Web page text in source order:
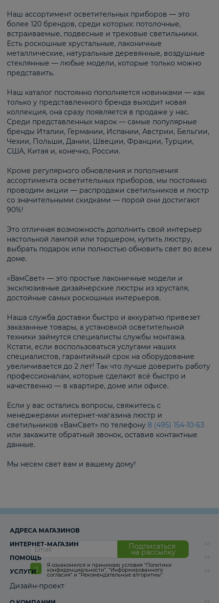
Наш ассортимент осветительных приборов — это
более 120 брендов, среди которых: потолочные,
встраиваемые, подвесные и трековые светильники.
Есть роскошные хрустальные, лаконичные
металлические, натуральные деревянные, воздушные
стеклянные — любые модели, которые только можно
представить.
Наш каталог постоянно пополняется новинками — как
только у представленного бренда выходит новая
коллекция, она сразу появляется в продаже у нас.
Среди представленных марок — самые популярные
бренды Италии, Германии, Испании, Австрии, Бельгии,
Чехии, Польши, Дании, Швеции, Франции, Турции,
США, Китая и, конечно, России.
Кроме регулярного обновления и пополнения
ассортимента осветительных приборов, мы постоянно
проводим акции — распродажи светильников и люстр
со значительными скидками — порой они достигают
90%!
Это отличная возможность дополнить свой интерьер
настольной лампой или торшером, купить люстру,
выбрать подарок или полностью обновить свет во всем
доме.
«ВамСвет» — это простые лаконичные модели и
эксклюзивные дизайнерские люстры из хрусталя,
достойные самых роскошных интерьеров.
Наша служба доставки быстро и аккуратно привезет
заказанные товары, а установкой осветительной
техники займутся специалисты службы монтажа.
Кстати, если воспользоваться услугами наших
специалистов, гарантийный срок на оборудование
увеличивается до 2 лет! Так что лучше доверить работу
профессионалам, которые сделают всё быстро и
качественно — в квартире, доме или офисе.
Если у вас остались вопросы, свяжитесь с
менеджерами интернет-магазина люстр и
светильников «ВамСвет» по телефону 8 (495) 154-10-63
или закажите обратный звонок, оставив контактные
данные.
Мы несем свет вам и вашему дому!
Подписаться
на рассылку
Я ознакомился и принимаю условия “Политики
конфиденциальности”, “Информированного
согласия“ и “Рекомендательные алгоритмы“
АДРЕСА МАГАЗИНОВ
ИНТЕРНЕТ-МАГАЗИН
ПОМОЩЬ
УСЛУГИ
Дизайн-проект